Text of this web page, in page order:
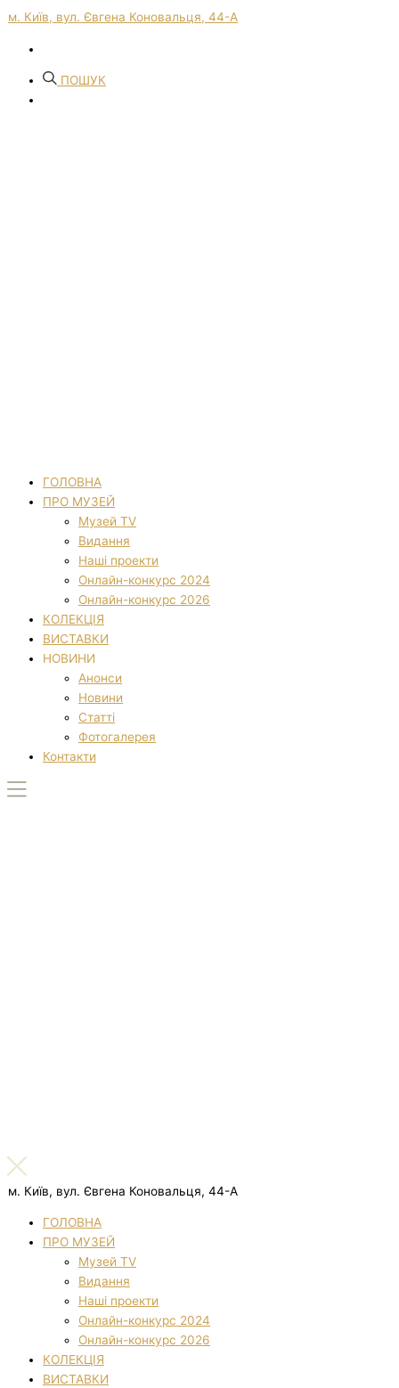
м. Київ, вул. Євгена Коновальця, 44-А
ПОШУК
ГОЛОВНА
ПРО МУЗЕЙ
Музей TV
Видання
Наші проекти
Онлайн-конкурс 2024
Онлайн-конкурс 2026
КОЛЕКЦІЯ
ВИСТАВКИ
НОВИНИ
Анонси
Новини
Статті
Фотогалерея
Контакти
м. Київ, вул. Євгена Коновальця, 44-А
ГОЛОВНА
ПРО МУЗЕЙ
Музей TV
Видання
Наші проекти
Онлайн-конкурс 2024
Онлайн-конкурс 2026
КОЛЕКЦІЯ
ВИСТАВКИ